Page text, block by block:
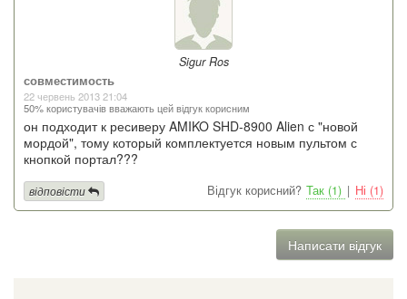
Sigur Ros
совместимость
22 червень 2013 21:04
50% користувачів вважають цей відгук корисним
он подходит к ресиверу AMIKO SHD-8900 Alien с "новой
мордой", тому который комплектуется новым пультом с
кнопкой портал???
Відгук корисний? Так (1) | Ні (1)
відповісти
Написати відгук